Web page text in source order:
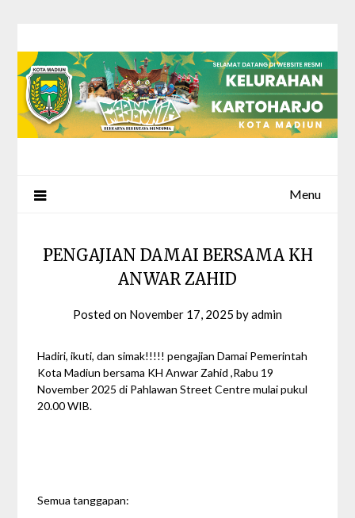
content
Menu
PENGAJIAN DAMAI BERSAMA KH
ANWAR ZAHID
Posted on November 17, 2025 byadmin
Hadiri, ikuti, dan simak!!!!! pengajian Damai Pemerintah
Kota Madiun bersama KH Anwar Zahid ,Rabu 19
November 2025 di Pahlawan Street Centre mulai pukul
20.00 WIB.
Semua tanggapan: